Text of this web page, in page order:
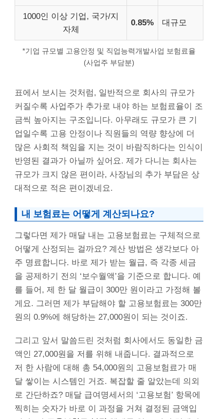
*기업 규모별 고용안정 및 직업능력개발사업 보험료율
(사업주 부담분)
1000인 이상 기업, 국가/지
자체
0.85% 대규모
표에서 보시는 것처럼, 일반적으로 회사의 규모가
커질수록 사업주가 추가로 내야 하는 보험료율이 조
금씩 높아지는 구조입니다. 아무래도 규모가 큰 기
업일수록 고용 안정이나 직원들의 역량 향상에 더
많은 사회적 책임을 지는 것이 바람직하다는 인식이
반영된 결과가 아닐까 싶어요. 제가 다니는 회사는
규모가 크지 않은 편이라, 사장님의 추가 부담은 상
대적으로 적은 편이겠네요.
내 보험료는 어떻게 계산되나요?
그렇다면 제가 매달 내는 고용보험료는 구체적으로
어떻게 산정되는 걸까요? 계산 방법은 생각보다 아
주 명료합니다. 바로 제가 받는 월급, 즉 각종 세금
을 공제하기 전의 ‘보수월액’을 기준으로 합니다. 예
를 들어, 제 한 달 월급이 300만 원이라고 가정해 볼
게요. 그러면 제가 부담해야 할 고용보험료는 300만
원의 0.9%에 해당하는 27,000원이 되는 것이죠.
그리고 앞서 말씀드린 것처럼 회사에서도 동일한 금
액인 27,000원을 저를 위해 내줍니다. 결과적으로
저 한 사람에 대해 총 54,000원의 고용보험료가 매
달 쌓이는 시스템인 거죠. 복잡할 줄 알았는데 의외
로 간단하죠? 매달 급여명세서의 ‘고용보험’ 항목에
찍히는 숫자가 바로 이 과정을 거쳐 결정된 금액입